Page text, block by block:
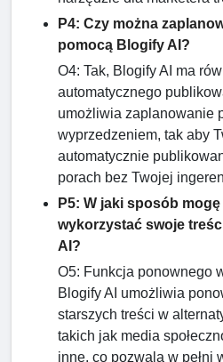
P4: Czy można
pomocą Blogify AI?
O4: Tak, Blogify AI ma
automatycznego
umożliwia zaplanowanie
wyprzedzeniem, tak aby
automatycznie
porach bez Twojej
P5: W jaki sposób
wykorzystać swoje
AI?
O5: Funkcja ponownego
Blogify AI umożliwia
starszych treści w
takich jak media
inne, co pozwala w pełni